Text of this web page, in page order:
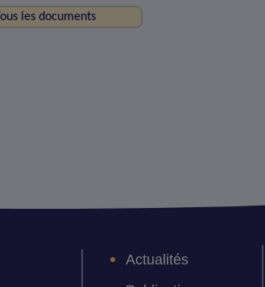
les documents
Actualités